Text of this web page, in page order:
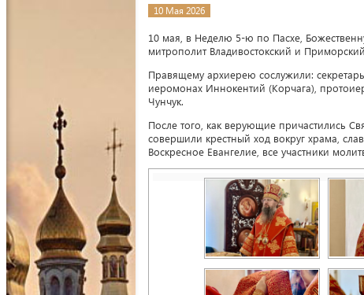
10 Мая 2026
10 мая, в Неделю 5-ю по Пасхе,
митрополит Владивостокский и
Правящему архиерею сослужили:
иеромонах Иннокентий (Корчага),
Чунчук.
После того, как верующие причастились
совершили крестный ход вокруг храма,
Воскресное Евангелие, все участники